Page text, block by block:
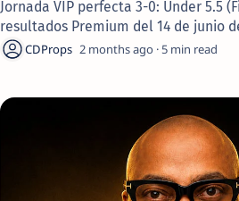
Jornada VIP perfecta 3-0: Under 5.5
resultados Premium del 14 de junio
2 months ago 5